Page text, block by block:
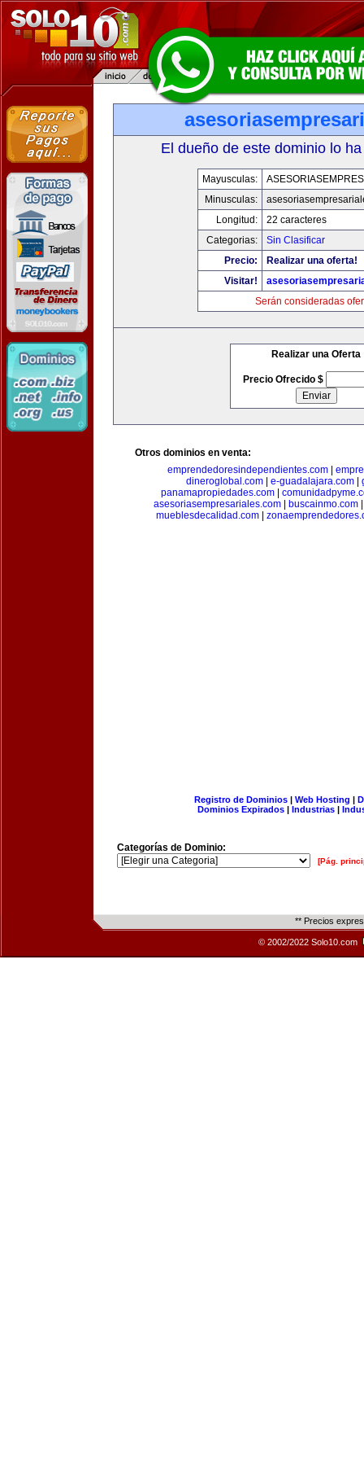
El dueño de este dominio lo
Mayusculas:
Minusculas:
Longitud:
22 caracteres
Categorias:
Sin Clasificar
Precio:
Realizar una oferta!
Visitar!
Serán consideradas
Realizar una Oferta
Precio Ofrecido $
Otros dominios en venta:
emprendedoresindependientes.com|
dineroglobal.com
e-guadalajara.com
panamapropiedades.com|
asesoriasempresariales.com| buscainmo.com
mueblesdecalidad.com|
Registro de Dominios| Web Hosting |
Dominios Expirados | Industrias |
Categorías de Dominio:
[Pág.
** Precios
© 2002/2022 Solo10.com